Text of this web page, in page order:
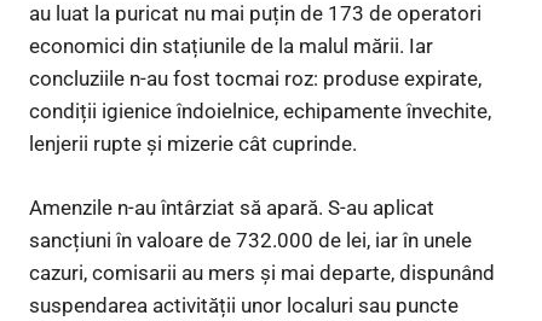
au luat la puricat nu mai puțin de 173 de operatori
economici din stațiunile de la malul mării. Iar
concluziile n-au fost tocmai roz: produse expirate,
condiții igienice îndoielnice, echipamente învechite,
lenjerii rupte și mizerie cât cuprinde.
Amenzile n-au întârziat să apară. S-au aplicat
sancțiuni în valoare de 732.000 de lei, iar în unele
cazuri, comisarii au mers și mai departe, dispunând
suspendarea activității unor localuri sau puncte